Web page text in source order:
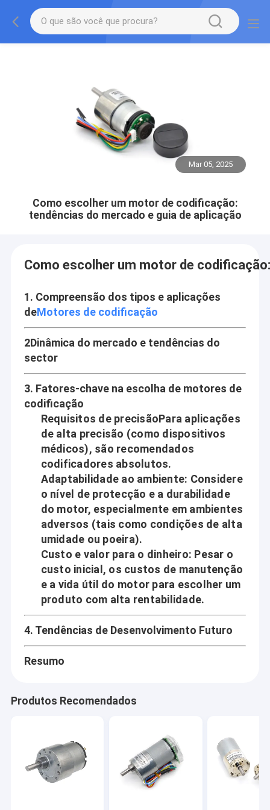
Mar 05, 2025
Como escolher um motor de codificação:
tendências do mercado e guia de aplicação
Como escolher um motor de
1. Compreensão dos tipos e aplicações
deMotores de codificação
2Dinâmica do mercado e tendências do
sector
3. Fatores-chave na escolha de motores de
codificação
Requisitos de precisãoPara aplicações
de alta precisão (como dispositivos
médicos), são recomendados
codificadores absolutos.
Adaptabilidade ao ambiente: Considere
o nível de protecção e a durabilidade
do motor, especialmente em ambientes
adversos (tais como condições de alta
umidade ou poeira).
Custo e valor para o dinheiro: Pesar o
custo inicial, os custos de manutenção
e a vida útil do motor para escolher um
produto com alta rentabilidade.
4. Tendências de Desenvolvimento Futuro
Resumo
Produtos Recomendados